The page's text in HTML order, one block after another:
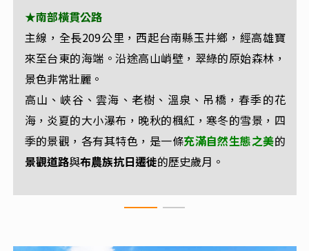
★南部橫貫公路
主線，全長209公里，西起台南縣玉井鄉，經高雄寶
來至台東的海端。沿途高山峭壁，翠綠的原始森林，
景色非常壯麗。
高山、峽谷、雲海、老樹、溫泉、吊橋，春季的花
海，炎夏的大小瀑布，晚秋的楓紅，寒冬的雪景，四
季的景觀， 各有其特色，是一條充滿自然生態之美的
景觀道路與布農族抗日遷徙的歷史歲月。
★天池
天池為南橫公路梅山至埡口著名的自然景觀，約在南
橫公路135公里處，海拔約兩千三百公尺，由於湖形狀
如心臟，被稱為心湖，亦有
因地處高海拔，經常有雲霧繚繞，宛若天上池畔。